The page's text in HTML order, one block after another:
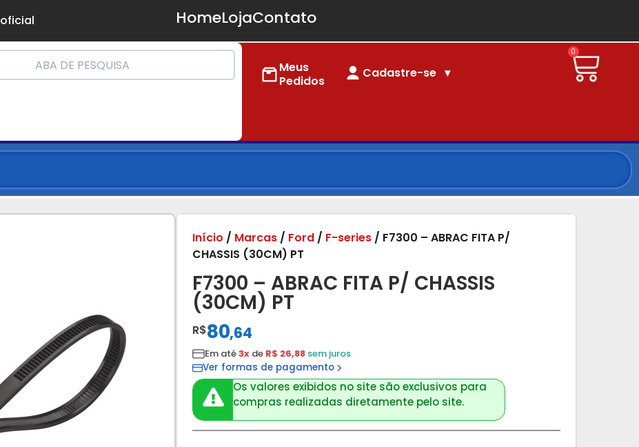
HomeLojaContato
Meus
Pedidos
Cadastre-se
0
F7300 – ABRAC FITA P/ CHASSIS
(30CM) PT
Início / Marcas / Ford / F-series / F7300 – ABRAC FITA P/
CHASSIS (30CM) PT
R$80,64
Em até3x de R$ 26,88 sem juros
Ver formas de pagamento
Os valores exibidos no site são exclusivos para
compras realizadas diretamente pelo site.